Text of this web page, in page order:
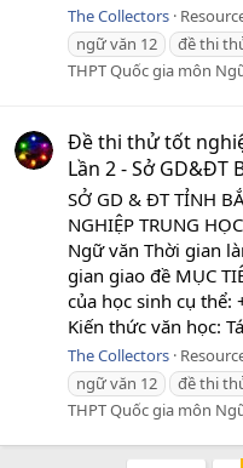
The Collectors
ngữ văn 12
đề thi
THPT Quốc gia môn
Đề thi thử tốt
Lần 2 - Sở GD&ĐT
SỞ GD & ĐT TỈNH
NGHIỆP TRUNG
Ngữ văn Thời gian
gian giao đề MỤC
của học sinh cụ thể:
Kiến thức văn học:
The Collectors
ngữ văn 12
đề thi
THPT Quốc gia môn